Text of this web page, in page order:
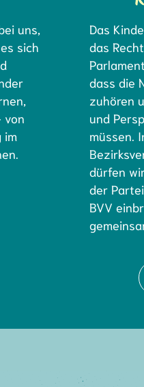
uns,
sich
von
im
Das
das
dass die
zuhören
und
müssen.
dürfen
der
BVV